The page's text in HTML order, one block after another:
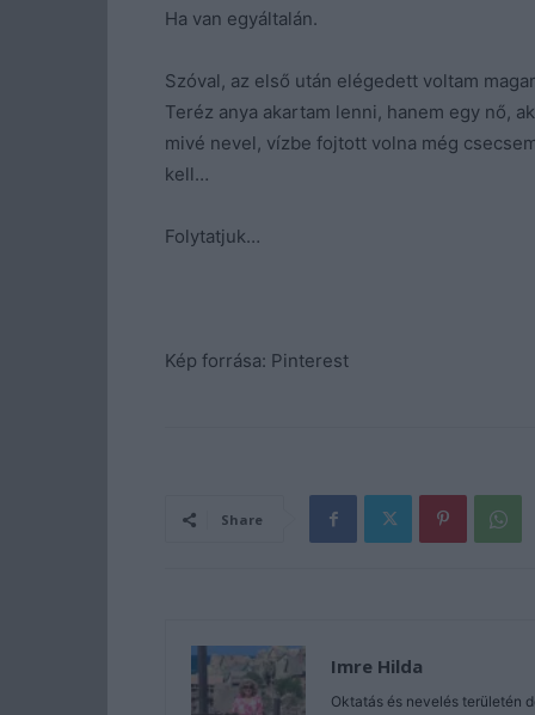
Ha van egyáltalán.
Szóval, az első után elégedett voltam
Teréz anya akartam lenni, hanem egy nő,
mivé nevel, vízbe fojtott volna még
kell…
Folytatjuk…
Kép forrása: Pinterest
Share
Imre Hilda
Oktatás és nevelés területén